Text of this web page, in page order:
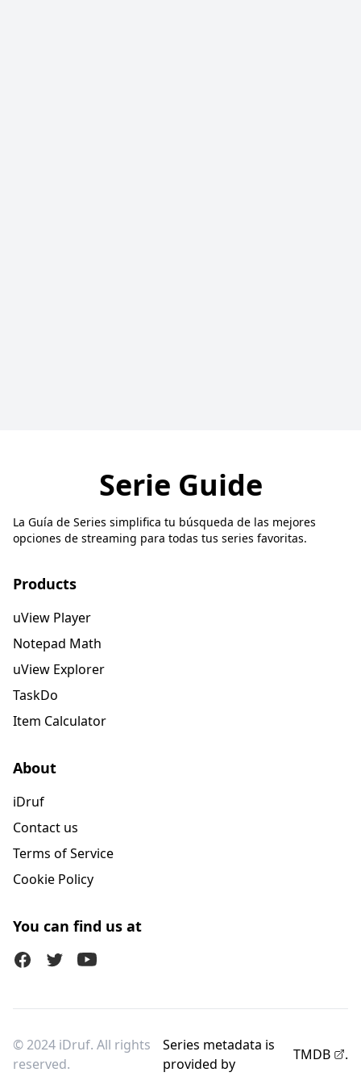
Serie Guide
La Guía de Series simplifica tu búsqueda de las mejores
opciones de streaming para todas tus series favoritas.
Products
uView Player
Notepad Math
uView Explorer
TaskDo
Item Calculator
About
iDruf
Contact us
Terms of Service
Cookie Policy
You can find us at
FacebookTwitter (X)Youtube
© 2024 iDruf. All rights
reserved.
Series metadata is
provided by
TMDB .